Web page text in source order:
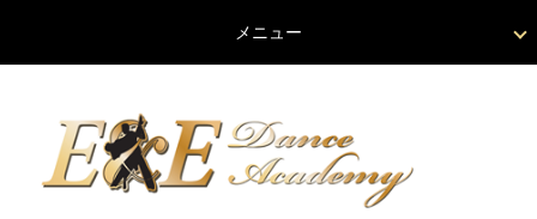
メニュー